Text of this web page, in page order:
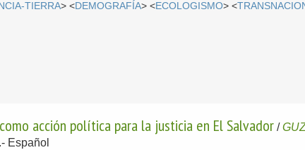
TIERRA> <DEMOGRAFÍA> <ECOLOGISMO> <
acción política para la justicia en El Salvador /
Español